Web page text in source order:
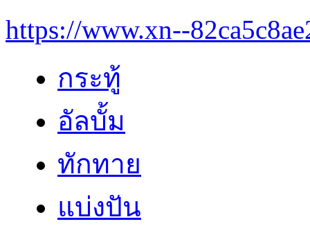
https://www.xn--
กระทู้
อัลบั้ม
ทักทาย
แบ่งปัน